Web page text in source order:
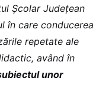
Școlar Județean
în care conducerea
repetate ale
având în
unor